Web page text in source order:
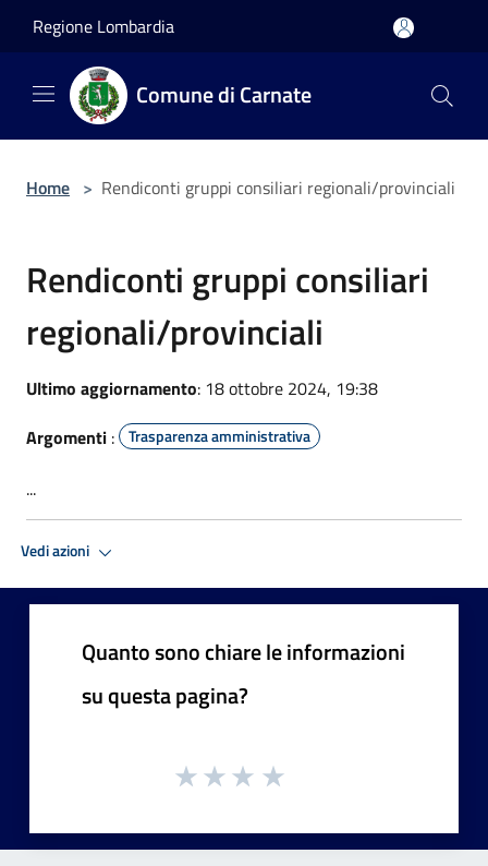
Regione Lombardia
Comune di Carnate
Home > Rendiconti gruppi consiliari regionali/provinciali
Rendiconti gruppi consiliari
regionali/provinciali
Ultimo aggiornamento: 18 ottobre 2024, 19:38
Argomenti : Trasparenza amministrativa
...
Vedi azioni
Quanto sono chiare le informazioni
su questa pagina?